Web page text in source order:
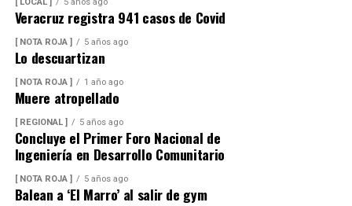
[ LOCAL ] 5 años ago
Veracruz registra 941 casos de Covid
[ NOTA ROJA ] 5 años ago
Lo descuartizan
[ NOTA ROJA ] 1 año ago
Muere atropellado
[ REGIONAL ] 5 años ago
Concluye el Primer Foro Nacional de
Ingeniería en Desarrollo Comunitario
[ NOTA ROJA ] 5 años ago
Balean a ‘El Marro’ al salir de gym